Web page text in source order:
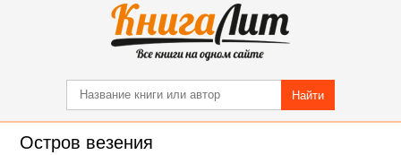
Найти
Остров везения